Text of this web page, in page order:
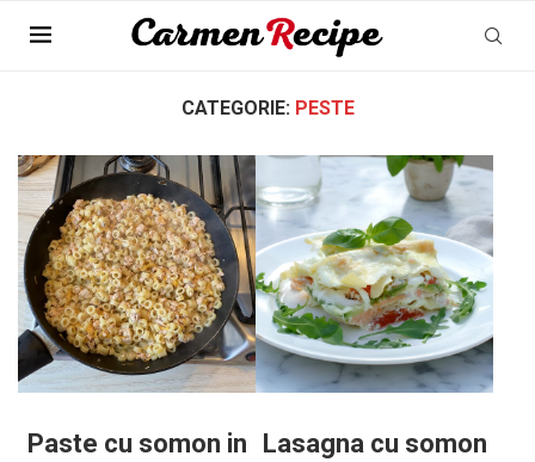
Pagina 2
CATEGORIE: PESTE
Paste cu somon in Lasagna cu somon